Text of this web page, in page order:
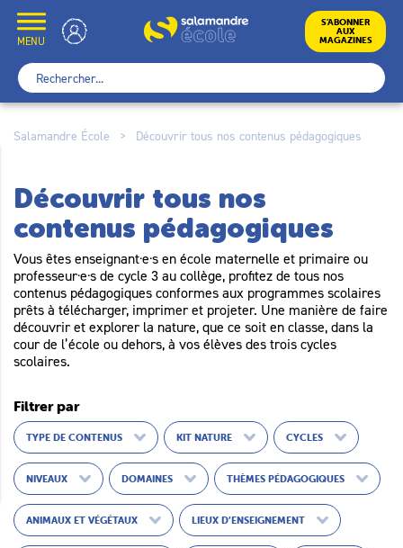
content
MENU
École S’ABONNER
AUX
MAGAZINES
Rechercher :
Salamandre École > Découvrir tous nos contenus pédagogiques
Découvrir tous nos
contenus pédagogiques
Vous êtes enseignant·e·s en école maternelle et primaire ou
professeur·e·s de cycle 3 au collège, profitez de tous nos
contenus pédagogiques conformes aux programmes scolaires
prêts à télécharger, imprimer et projeter. Une manière de faire
découvrir et explorer la nature, que ce soit en classe, dans la
cour de l’école ou dehors, à vos élèves des trois cycles
scolaires.
Filtrer par
TYPE DE CONTENUS KIT NATURE CYCLES
NIVEAUX DOMAINES THÈMES PÉDAGOGIQUES
ANIMAUX ET VÉGÉTAUX LIEUX D’ENSEIGNEMENT